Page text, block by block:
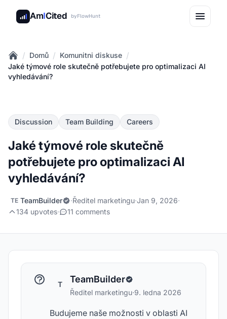
AmICited byFlowHunt
Home
/ Domů / Komunitni diskuse /
Jaké týmové role skutečně potřebujete pro optimalizaci AI
vyhledávání?
Discussion Team Building Careers
Jaké týmové role skutečně
potřebujete pro optimalizaci AI
vyhledávání?
TE TeamBuilder ·Ředitel marketingu·Jan 9, 2026·
134 upvotes· 11 comments
T TeamBuilder
Ředitel marketingu·9. ledna 2026
Budujeme naše možnosti v oblasti AI